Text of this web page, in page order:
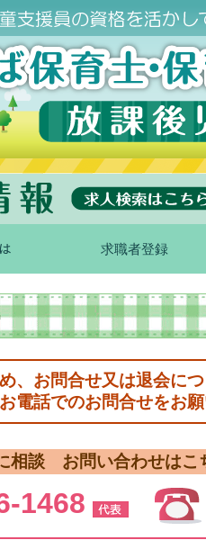
求職者登録
、お問合せ又は退会に
電話でのお問合せをお
相談 お問い合わせはこ
1468